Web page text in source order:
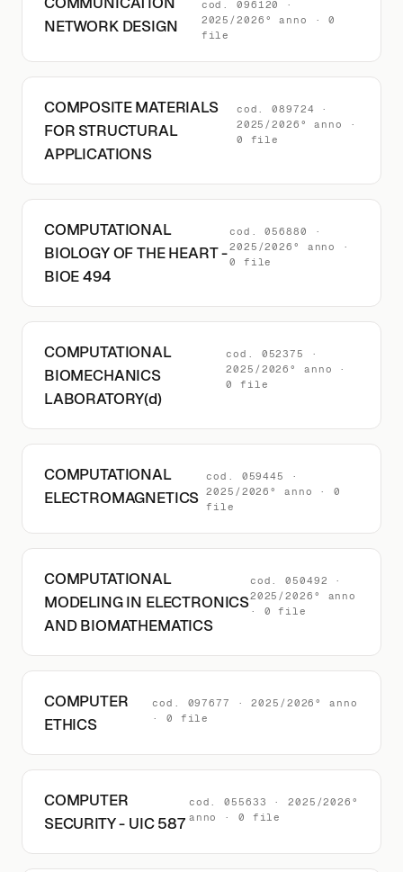
NETWORK DESIGN
cod. 096120 ·
2025/2026° anno · 0
file
COMPOSITE MATERIALS
FOR STRUCTURAL
APPLICATIONS
cod. 089724 ·
2025/2026° anno ·
0 file
COMPUTATIONAL
BIOLOGY OF THE HEART -
BIOE 494
cod. 056880 ·
2025/2026° anno ·
0 file
COMPUTATIONAL
BIOMECHANICS
LABORATORY(d)
cod. 052375 ·
2025/2026° anno ·
0 file
COMPUTATIONAL
ELECTROMAGNETICS
cod. 059445 ·
2025/2026° anno · 0
file
COMPUTATIONAL
MODELING IN ELECTRONICS
AND BIOMATHEMATICS
cod. 050492 ·
2025/2026° anno
· 0 file
COMPUTER
ETHICS
cod. 097677 · 2025/2026° anno
· 0 file
COMPUTER
SECURITY - UIC 587
cod. 055633 · 2025/2026°
anno · 0 file